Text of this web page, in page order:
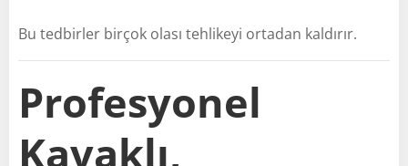
Bu tedbirler birçok olası tehlikeyi ortadan kaldırır.
Profesyonel
Kavaklı,